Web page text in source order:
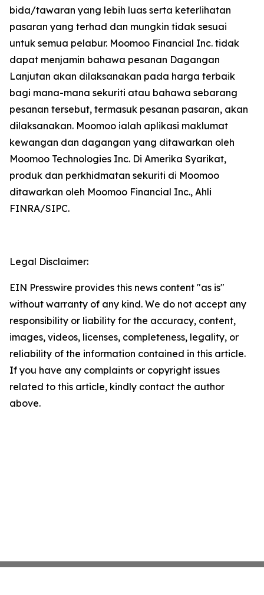
bida/tawaran yang lebih luas serta keterlihatan
pasaran yang terhad dan mungkin tidak sesuai
untuk semua pelabur. Moomoo Financial Inc. tidak
dapat menjamin bahawa pesanan Dagangan
Lanjutan akan dilaksanakan pada harga terbaik
bagi mana-mana sekuriti atau bahawa sebarang
pesanan tersebut, termasuk pesanan pasaran, akan
dilaksanakan. Moomoo ialah aplikasi maklumat
kewangan dan dagangan yang ditawarkan oleh
Moomoo Technologies Inc. Di Amerika Syarikat,
produk dan perkhidmatan sekuriti di Moomoo
ditawarkan oleh Moomoo Financial Inc., Ahli
FINRA/SIPC.
Legal Disclaimer:
EIN Presswire provides this news content "as is"
without warranty of any kind. We do not accept any
responsibility or liability for the accuracy, content,
images, videos, licenses, completeness, legality, or
reliability of the information contained in this article.
If you have any complaints or copyright issues
related to this article, kindly contact the author
above.